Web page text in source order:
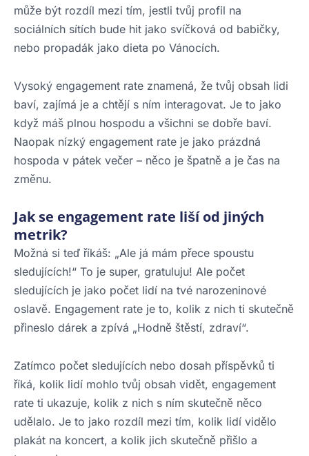
může být rozdíl mezi tím, jestli tvůj profil na
sociálních sítích bude hit jako svíčková od babičky,
nebo propadák jako dieta po Vánocích.
Vysoký engagement rate znamená, že tvůj obsah lidi
baví, zajímá je a chtějí s ním interagovat. Je to jako
když máš plnou hospodu a všichni se dobře baví.
Naopak nízký engagement rate je jako prázdná
hospoda v pátek večer – něco je špatně a je čas na
změnu.
Jak se engagement rate liší od jiných
metrik?
Možná si teď říkáš: „Ale já mám přece spoustu
sledujících!“ To je super, gratuluju! Ale počet
sledujících je jako počet lidí na tvé narozeninové
oslavě. Engagement rate je to, kolik z nich ti skutečně
přineslo dárek a zpívá „Hodně štěstí, zdraví“.
Zatímco počet sledujících nebo dosah příspěvků ti
říká, kolik lidí mohlo tvůj obsah vidět, engagement
rate ti ukazuje, kolik z nich s ním skutečně něco
udělalo. Je to jako rozdíl mezi tím, kolik lidí vidělo
plakát na koncert, a kolik jich skutečně přišlo a